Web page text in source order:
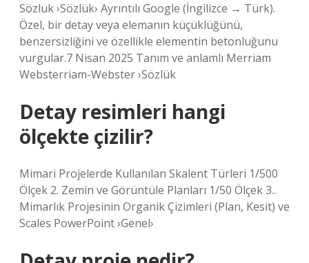
Sözlük ›Sözlük› Ayrıntılı Google (İngilizce → Türk).
Özel, bir detay veya elemanın küçüklüğünü,
benzersizliğini ve özellikle elementin betonluğunu
vurgular.7 Nisan 2025 Tanım ve anlamlı Merriam
Websterriam-Webster ›Sözlük
Detay resimleri hangi
ölçekte çizilir?
Mimari Projelerde Kullanılan Skalent Türleri 1/500
Ölçek 2. Zemin ve Görüntüle Planları 1/50 Ölçek 3..
Mimarlık Projesinin Organik Çizimleri (Plan, Kesit) ve
Scales PowerPoint ›Genel›